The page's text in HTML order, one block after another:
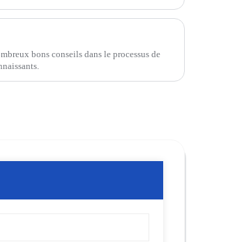
bons conseils dans le processus de